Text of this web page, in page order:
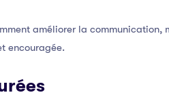
améliorer la
encouragée.